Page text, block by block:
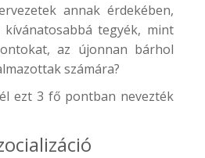
annak érdekében,
tegyék, mint
az újonnan bárhol
számára?
ezt 3 fő pontban nevezték